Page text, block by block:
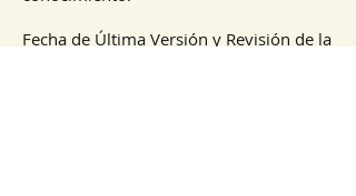
Fecha de Última Versión y Revisión de la